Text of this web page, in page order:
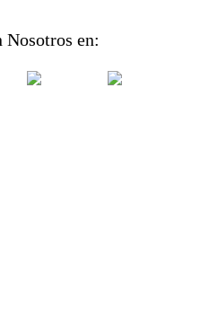
Nosotros en: